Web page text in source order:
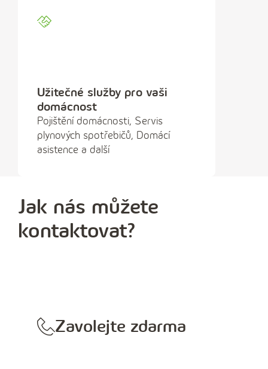
Užitečné služby pro vaši
domácnost
Pojištění domácnosti, Servis
plynových spotřebičů, Domácí
asistence a další
Jak nás můžete
kontaktovat?
Zavolejte zdarma